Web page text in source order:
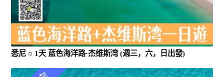
悉尼 ○ 1天 蓝色海洋路·杰维斯湾 (週三，六，日出發)